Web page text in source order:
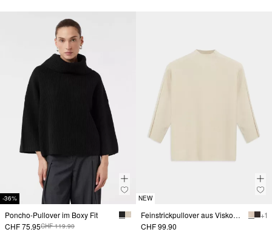
-36%
Poncho-Pullover im Boxy Fit
CHF 75.95CHF 119.90
NEW
Feinstrickpullover aus Viskosemix mit Stehkragen
+ 1
CHF 99.90